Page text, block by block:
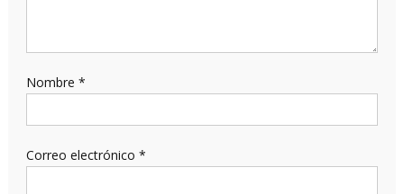
Nombre *
Correo electrónico *